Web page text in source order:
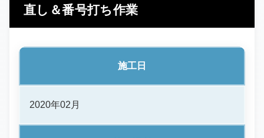
直し＆番号打ち作業
施工日
2020年02月